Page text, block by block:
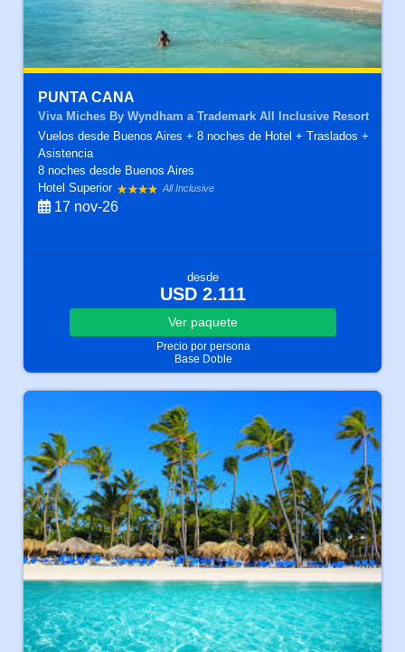
PUNTA CANA
Viva Miches By Wyndham a Trademark All Inclusive Resort
Vuelos desde Buenos Aires + 8 noches de Hotel + Traslados +
Asistencia
8 nochesdesde Buenos Aires
Hotel Superior
All Inclusive
17 nov-26
desde
USD 2.111
Ver paquete
Precio por persona
Base Doble